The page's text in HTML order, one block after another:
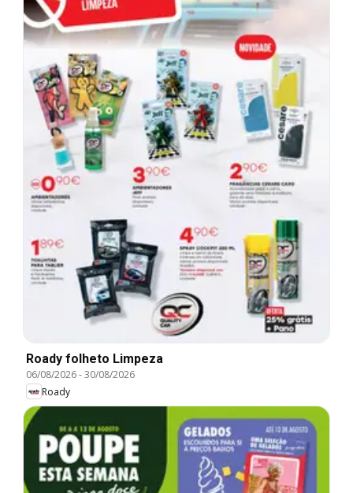
Roady folheto Limpeza
06/08/2026-30/08/2026
Roady